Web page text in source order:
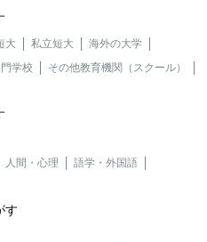
大 私立短大
海外の大学
学校
その他教育機関（スクール）
人間・心理
語学・外国語
す